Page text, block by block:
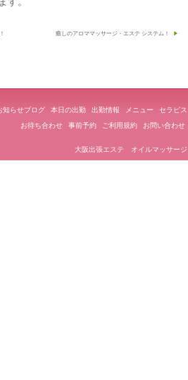
癒しのアロママッサージ・エステ システム！
知らせブログ 本日の出勤 出勤情報 メニュー
セラピ
お待ち合わせ
事前予約 ご利用規約 お問い合わせ
大阪出張エステ オイルマッサー